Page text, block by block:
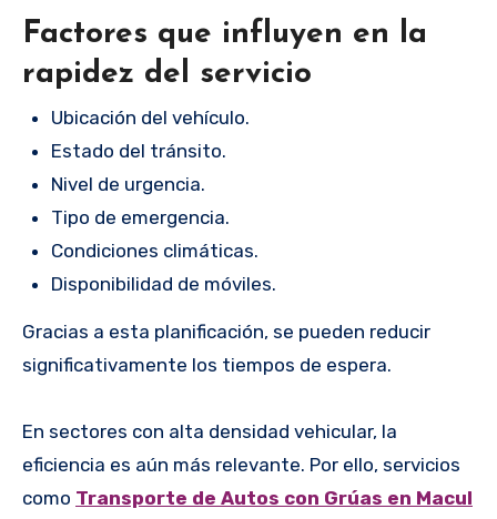
Factores que influyen en la
rapidez del servicio
Ubicación del vehículo.
Estado del tránsito.
Nivel de urgencia.
Tipo de emergencia.
Condiciones climáticas.
Disponibilidad de móviles.
Gracias a esta planificación, se pueden reducir
significativamente los tiempos de espera.
En sectores con alta densidad vehicular, la
eficiencia es aún más relevante. Por ello, servicios
como Transporte de Autos con Grúas en Macul